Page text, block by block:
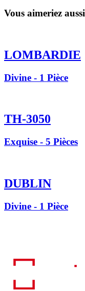
Vous aimeriez aussi
LOMBARDIE
Divine - 1 Pièce
TH-3050
Exquise - 5 Pièces
DUBLIN
Divine - 1 Pièce